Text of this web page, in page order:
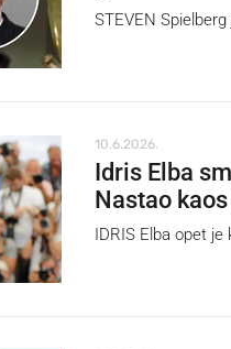
STEVEN
10.6.2026.
Idris Elba
Nastao
IDRIS Elba opet je